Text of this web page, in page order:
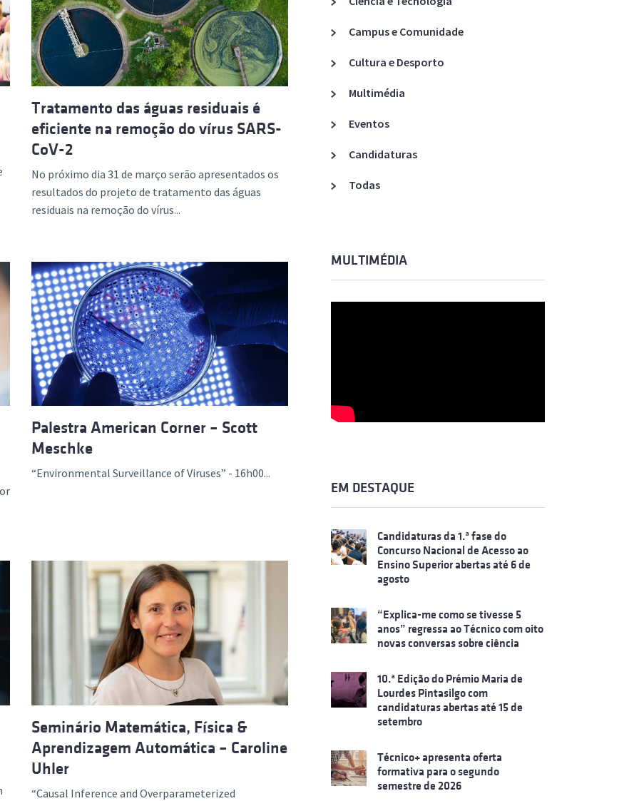
Avançada
Acreditações A3ES
Tratamento das águas residuais é
eficiente na remoção do vírus SARS-
CoV-2
No próximo dia 31 de março serão apresentados os
resultados do projeto de tratamento das águas
residuais na remoção do vírus...
Palestra American Corner – Scott
Meschke
“Environmental Surveillance of Viruses” - 16h00...
Seminário Matemática, Física &
Aprendizagem Automática – Caroline
Uhler
“Causal Inference and Overparameterized
Campus e Comunidade
Cultura e Desporto
Multimédia
Eventos
Candidaturas
Todas
MULTIMÉDIA
EM DESTAQUE
Candidaturas da 1.ª fase do
Concurso Nacional de Acesso ao
Ensino Superior abertas até 6 de
agosto
“Explica-me como se tivesse 5
anos” regressa ao Técnico com oito
novas conversas sobre ciência
10.ª Edição do Prémio Maria de
Lourdes Pintasilgo com
candidaturas abertas até 15 de
setembro
Técnico+ apresenta oferta
formativa para o segundo
semestre de 2026